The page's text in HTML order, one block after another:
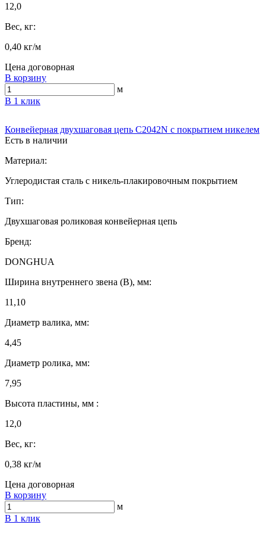
12,0
Вес, кг:
0,40 кг/м
Цена договорная
В корзину
м
В 1 клик
Конвейерная двухшаговая цепь C2042N с покрытием никелем
Есть в наличии
Материал:
Углеродистая сталь с никель-плакировочным покрытием
Тип:
Двухшаговая роликовая конвейерная цепь
Бренд:
DONGHUA
Ширина внутреннего звена (B), мм:
11,10
Диаметр валика, мм:
4,45
Диаметр ролика, мм:
7,95
Высота пластины, мм :
12,0
Вес, кг:
0,38 кг/м
Цена договорная
В корзину
м
В 1 клик